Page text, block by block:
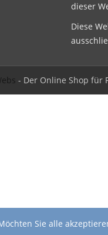
dieser
Diese
- Der Online Shop für
Sie alle